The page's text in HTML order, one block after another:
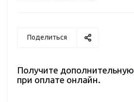
Поделиться
Получите дополнительную
при оплате онлайн.